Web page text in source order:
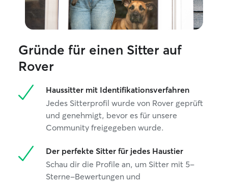
sich Ihr Tier nicht allein fühlt. Die
individuellen Bedürfnisse und das
Wohlfühlen Ihres Tieres stehen bei mir
Gründe für einen Sitter auf
Rover
Haussitter mit Identifikationsverfahren
Jedes Sitterprofil wurde von Rover geprüft
und genehmigt, bevor es für unsere
Community freigegeben wurde.
Der perfekte Sitter für jedes Haustier
Schau dir die Profile an, um Sitter mit 5-
Sterne-Bewertungen und